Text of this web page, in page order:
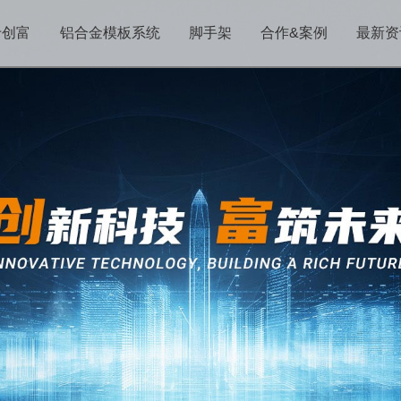
富 铝合金模板系统 脚手架 合作&案例 最新